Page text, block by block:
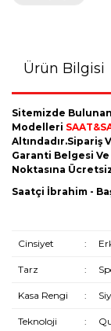
Ürün Bilgisi
Sitemizde
Modelleri
Altındadır.Sipariş
Garanti Belgesi
Noktasına
Saatçi İbrahim -
Cinsiyet :
Tarz :
Kasa Rengi :
Teknoloji :